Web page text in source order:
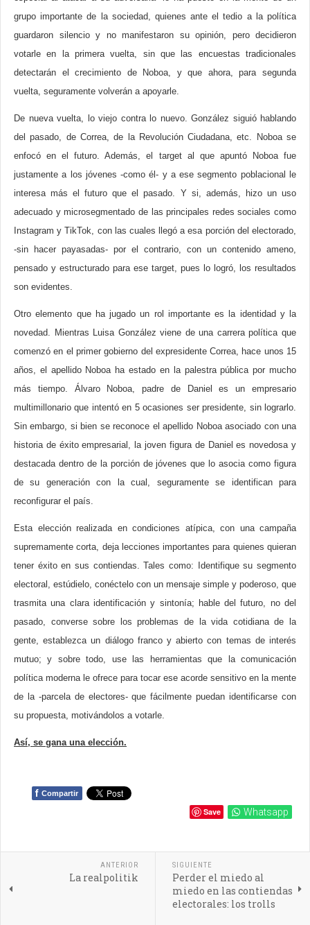
grupo importante de la sociedad, quienes ante el tedio a la política
guardaron silencio y no manifestaron su opinión, pero decidieron
votarle en la primera vuelta, sin que las encuestas tradicionales
detectarán el crecimiento de Noboa, y que ahora, para segunda
vuelta, seguramente volverán a apoyarle.
De nueva vuelta, lo viejo contra lo nuevo. González siguió hablando
del pasado, de Correa, de la Revolución Ciudadana, etc. Noboa se
enfocó en el futuro. Además, el target al que apuntó Noboa fue
justamente a los jóvenes -como él- y a ese segmento poblacional le
interesa más el futuro que el pasado. Y si, además, hizo un uso
adecuado y microsegmentado de las principales redes sociales como
Instagram y TikTok, con las cuales llegó a esa porción del electorado,
-sin hacer payasadas- por el contrario, con un contenido ameno,
pensado y estructurado para ese target, pues lo logró, los resultados
son evidentes.
Otro elemento que ha jugado un rol importante es la identidad y la
novedad. Mientras Luisa González viene de una carrera política que
comenzó en el primer gobierno del expresidente Correa, hace unos 15
años, el apellido Noboa ha estado en la palestra pública por mucho
más tiempo. Álvaro Noboa, padre de Daniel es un empresario
multimillonario que intentó en 5 ocasiones ser presidente, sin lograrlo.
Sin embargo, si bien se reconoce el apellido Noboa asociado con una
historia de éxito empresarial, la joven figura de Daniel es novedosa y
destacada dentro de la porción de jóvenes que lo asocia como figura
de su generación con la cual, seguramente se identifican para
reconfigurar el país.
Esta elección realizada en condiciones atípica, con una campaña
supremamente corta, deja lecciones importantes para quienes quieran
tener éxito en sus contiendas. Tales como: Identifique su segmento
electoral, estúdielo, conéctelo con un mensaje simple y poderoso, que
trasmita una clara identificación y sintonía; hable del futuro, no del
pasado, converse sobre los problemas de la vida cotidiana de la
gente, establezca un diálogo franco y abierto con temas de interés
mutuo; y sobre todo, use las herramientas que la comunicación
política moderna le ofrece para tocar ese acorde sensitivo en la mente
de la -parcela de electores- que fácilmente puedan identificarse con
su propuesta, motivándolos a votarle.
Así, se gana una elección.
f Compartir
Save Whatsapp
ANTERIOR
La realpolitik
SIGUIENTE
Perder el miedo al
miedo en las contiendas
electorales: los trolls